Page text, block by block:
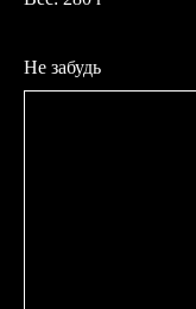
Не забудь